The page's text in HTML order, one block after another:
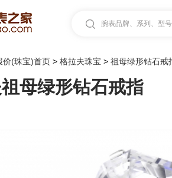
腕表品牌、系列、型
价(珠宝)首页 > 格拉夫珠宝 > 祖母绿形钻石戒
母绿形钻石戒指